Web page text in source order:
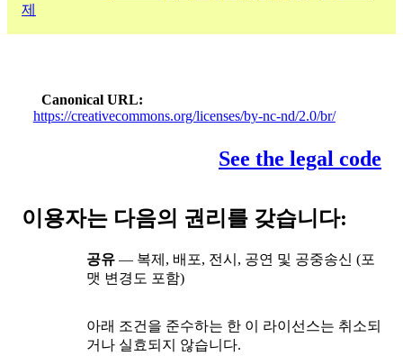
제
Canonical URL
https://creativecommons.org/licenses/by-nc-nd/2.0/br/
See the legal code
이용자는 다음의 권리를 갖습니다:
공유 — 복제, 배포, 전시, 공연 및 공중송신 (포
맷 변경도 포함)
아래 조건을 준수하는 한 이 라이선스는 취소되
거나 실효되지 않습니다.